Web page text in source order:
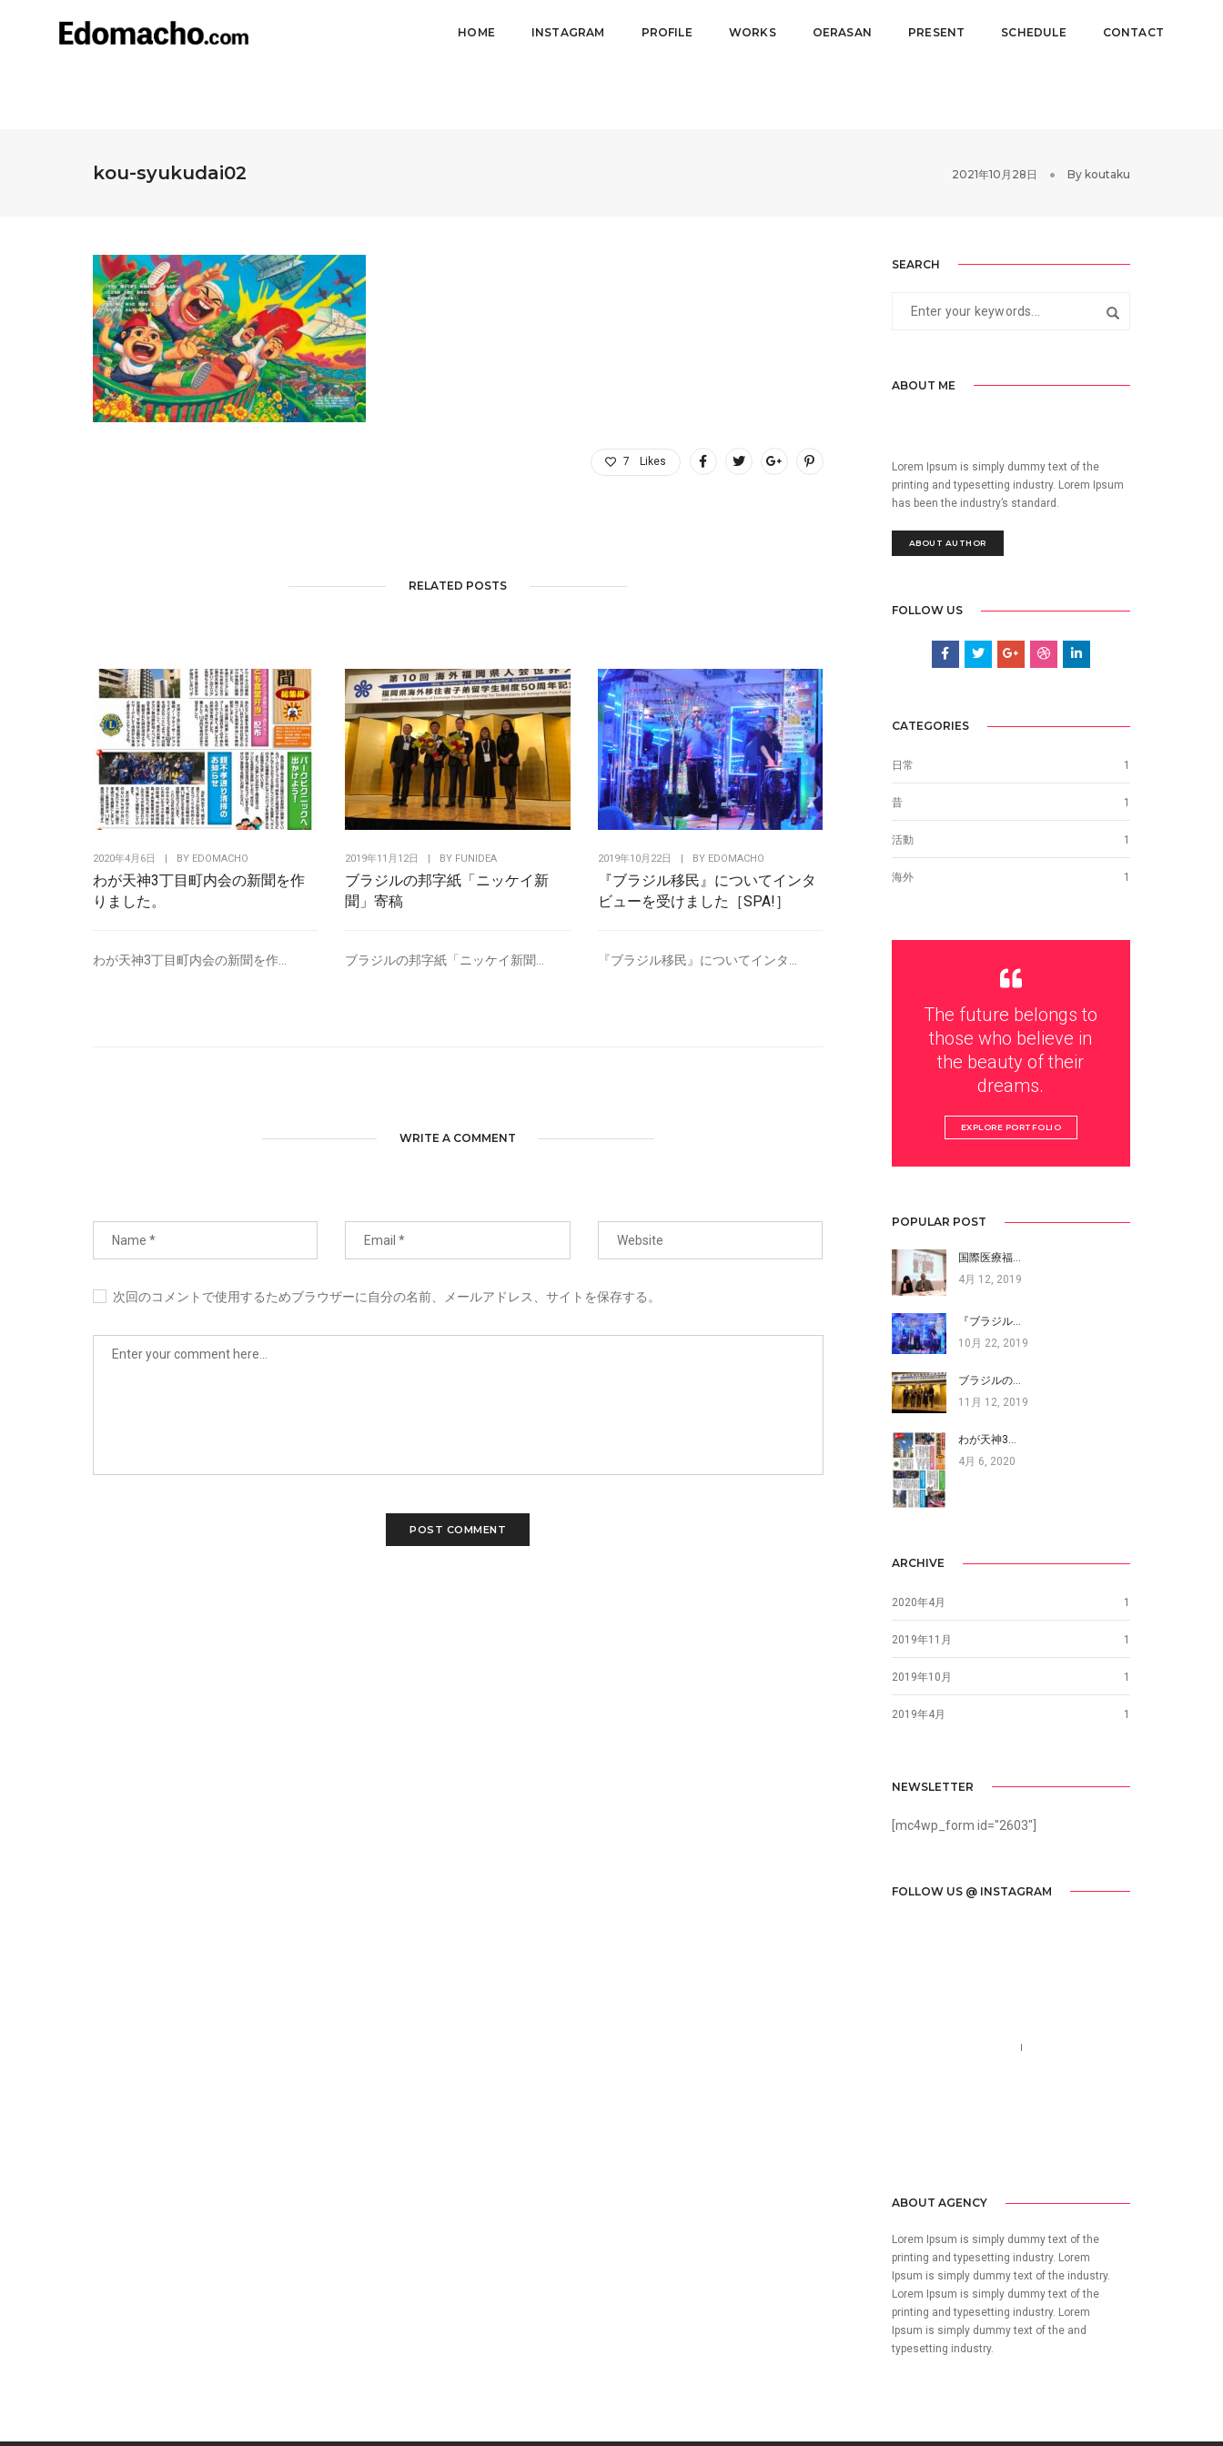
HOME INSTAGRAM PROFILE WORKS OERASAN PRESENT SCHEDULE CONTACT
kou-syukudai02 2021年10月28日 By koutaku
7 Likes
RELATED POSTS
2020年4月6日 | BY EDOMACHO
わが天神3丁目町内会の新聞を作
りました。
わが天神3丁目町内会の新聞を作...
2019年11月12日 | BY FUNIDEA
ブラジルの邦字紙「ニッケイ新
聞」寄稿
ブラジルの邦字紙「ニッケイ新聞...
2019年10月22日 | BY EDOMACHO
『ブラジル移民』についてインタ
ビューを受けました［SPA!］
『ブラジル移民』についてインタ...
WRITE A COMMENT
次回のコメントで使用するためブラウザーに自分の名前、メールアドレス、サイトを保存する。
SEARCH
ABOUT ME
Lorem Ipsum is simply dummy text of the
printing and typesetting industry. Lorem Ipsum
has been the industry’s standard.
ABOUT AUTHOR
FOLLOW US
CATEGORIES
日常 1
昔 1
活動 1
海外 1
The future belongs to
those who believe in
the beauty of their
dreams.
EXPLORE PORTFOLIO
POPULAR POST
国際医療福…
4月 12, 2019
『ブラジル…
10月 22, 2019
ブラジルの…
11月 12, 2019
わが天神3…
4月 6, 2020
ARCHIVE
2020年4月 1
2019年11月 1
2019年10月 1
2019年4月 1
NEWSLETTER
[mc4wp_form id="2603"]
FOLLOW US @ INSTAGRAM
ABOUT AGENCY
Lorem Ipsum is simply dummy text of the
printing and typesetting industry. Lorem
Ipsum is simply dummy text of the industry.
Lorem Ipsum is simply dummy text of the
printing and typesetting industry. Lorem
Ipsum is simply dummy text of the and
typesetting industry.